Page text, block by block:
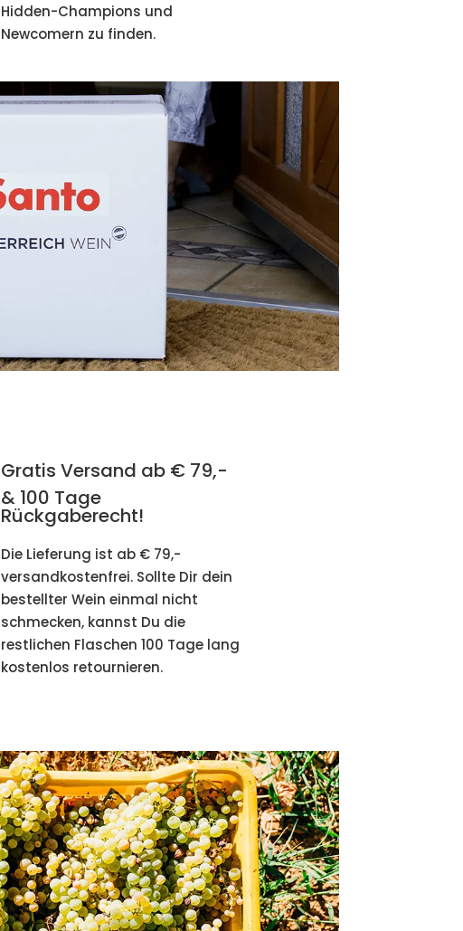
Hidden-Champions und
Newcomern zu finden.
Gratis Versand ab € 79,-
& 100 Tage
Rückgaberecht!
Die Lieferung ist ab € 79,-
versandkostenfrei. Sollte Dir dein
bestellter Wein einmal nicht
schmecken, kannst Du die
restlichen Flaschen 100 Tage lang
kostenlos retournieren.